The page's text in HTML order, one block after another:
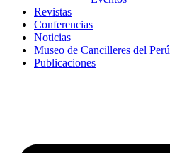
Revistas
Conferencias
Noticias
Museo de Cancilleres del Perú
Publicaciones